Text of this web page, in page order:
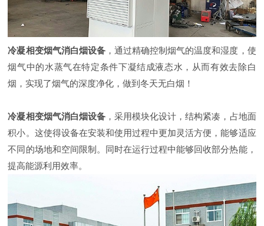
冷凝相变烟气消白烟设备，通过精确控制烟气的温度和湿度，使
烟气中的水蒸气在特定条件下凝结成液态水，从而有效去除白
烟，实现了烟气的深度净化，做到冬天无白烟！
冷凝相变烟气消白烟设备，采用模块化设计，结构紧凑，占地面
积小。这使得设备在安装和使用过程中更加灵活方便，能够适应
不同的场地和空间限制。同时在运行过程中能够回收部分热能，
提高能源利用效率。